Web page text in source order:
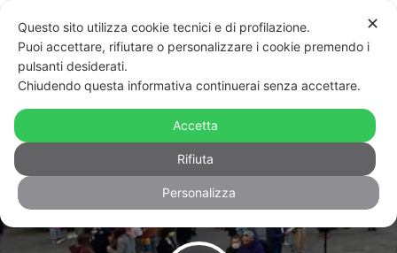
Rinviata la discussione sulla legge
Zan, ma il parlamento continua le sue
attività
✕
Questo sito utilizza cookie tecnici e di profilazione.
Puoi accettare, rifiutare o personalizzare i cookie premendo i
pulsanti desiderati.
Chiudendo questa informativa continuerai senza accettare.
Accetta
Rifiuta
Personalizza